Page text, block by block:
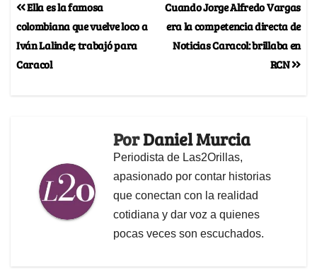
Cuando Jorge Alfredo Vargas
era la competencia directa de
Noticias Caracol: brillaba en
RCN
Ella es la famosa
colombiana que vuelve loco a
Iván Lalinde; trabajó para
Caracol
PorDaniel Murcia
Periodista de Las2Orillas,
apasionado por contar historias
que conectan con la realidad
cotidiana y dar voz a quienes
pocas veces son escuchados.